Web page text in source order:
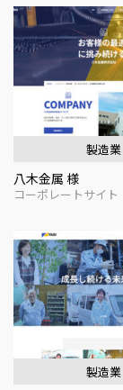
製造業
八木金属 様
コーポレートサイト
製造業